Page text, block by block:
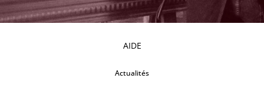
AIDE
Actualités